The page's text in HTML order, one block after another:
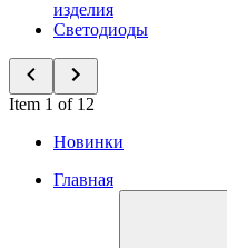
изделия
Светодиоды
Item 1 of 12
Новинки
Главная